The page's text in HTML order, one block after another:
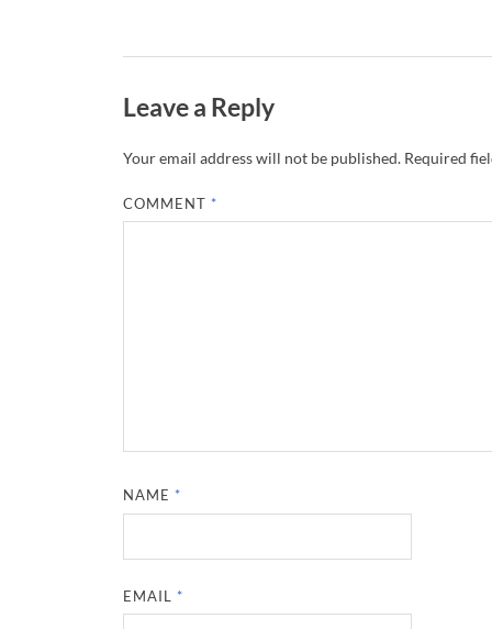
Leave a Reply
Your email address will not be published. Required
COMMENT *
NAME *
EMAIL *